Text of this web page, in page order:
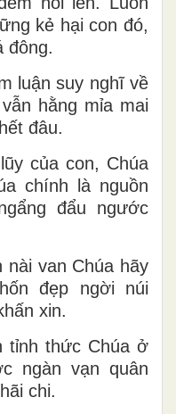
kẻ hại con đó,
đông.
luận suy nghĩ về
hằng mỉa mai
đâu.
của con, Chúa
chính là nguồn
đẩu ngước
nài van Chúa hãy
đẹp ngời núi
xin.
tỉnh thức Chúa ở
ngàn vạn quân
chi.